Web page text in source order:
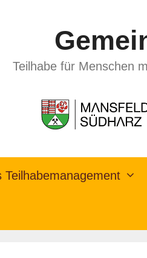
Teilhabe für Menschen
Teilhabemanagement